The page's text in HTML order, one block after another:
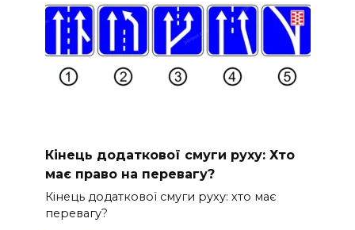
Кінець додаткової смуги руху: Хто
має право на перевагу?
Кінець додаткової смуги руху: хто має
перевагу?